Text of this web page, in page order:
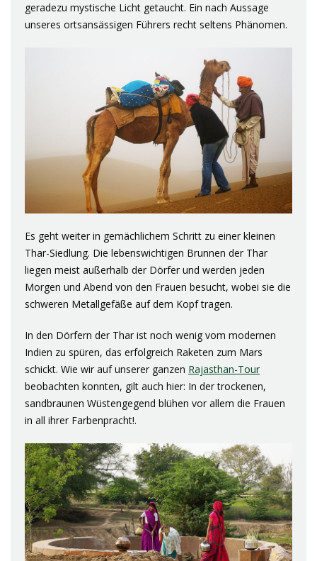
geradezu mystische Licht getaucht. Ein nach Aussage
unseres ortsansässigen Führers recht seltens Phänomen.
Es geht weiter in gemächlichem Schritt zu einer kleinen
Thar-Siedlung. Die lebenswichtigen Brunnen der Thar
liegen meist außerhalb der Dörfer und werden jeden
Morgen und Abend von den Frauen besucht, wobei sie die
schweren Metallgefäße auf dem Kopf tragen.
In den Dörfern der Thar ist noch wenig vom modernen
Indien zu spüren, das erfolgreich Raketen zum Mars
schickt. Wie wir auf unserer ganzen Rajasthan-Tour
beobachten konnten, gilt auch hier: In der trockenen,
sandbraunen Wüstengegend blühen vor allem die Frauen
in all ihrer Farbenpracht!.